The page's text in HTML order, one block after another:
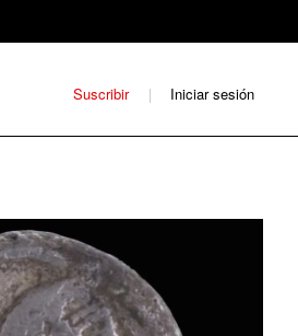
Suscribir Iniciar sesión